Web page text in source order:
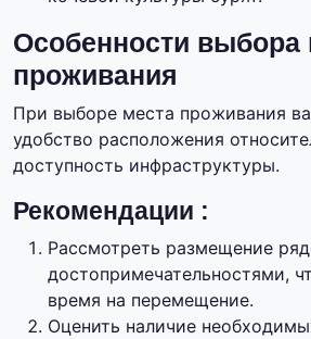
Особенности выбора
проживания
При выборе места проживания
удобство расположения
доступность инфраструктуры.
Рекомендации :
Рассмотреть размещение
достопримечательностями,
время на перемещение.
Оценить наличие